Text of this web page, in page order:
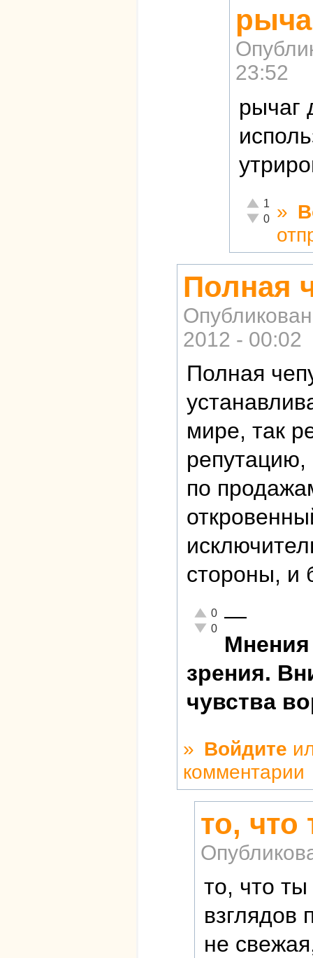
23:52
рычаг
Отлично!
1
Неадекватно!
0 »
Полная
2012 - 00:02
Полная
мире, так
по
стороны, и
Отлично!
0
Неадекватно!
0
—
Мнения
зрения.
чувства
» Войдите
комментарии
то,
то, что
взглядов
не